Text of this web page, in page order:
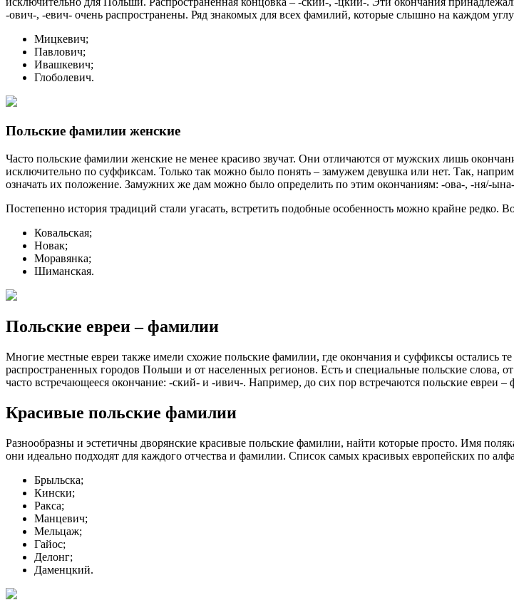
-ович-, -евич- очень распространены. Ряд знакомых для всех фамилий, которые слышно на каждом
Мицкевич;
Павлович;
Ивашкевич;
Глоболевич.
Польские фамилии женские
Часто польские фамилии женские не менее красиво звучат. Они отличаются от мужских лишь
исключительно по суффиксам. Только так можно было понять – замужем девушка или нет. Так,
означать их положение. Замужних же дам можно было определить по этим окончаниям: -ова-, -ня/-
Постепенно история традиций стали угасать, встретить подобные особенность можно крайне
Ковальская;
Новак;
Моравянка;
Шиманская.
Польские евреи – фамилии
Многие местные евреи также имели схожие польские фамилии, где окончания и суффиксы остались
распространенных городов Польши и от населенных регионов. Есть и специальные польские слова,
часто встречающееся окончание: -ский- и -ивич-. Например, до сих пор встречаются польские евреи
Красивые польские фамилии
Разнообразны и эстетичны дворянские красивые польские фамилии, найти которые просто. Имя
они идеально подходят для каждого отчества и фамилии. Список самых красивых европейских по
Брыльска;
Кински;
Ракса;
Манцевич;
Мельцаж;
Гайос;
Делонг;
Даменцкий.